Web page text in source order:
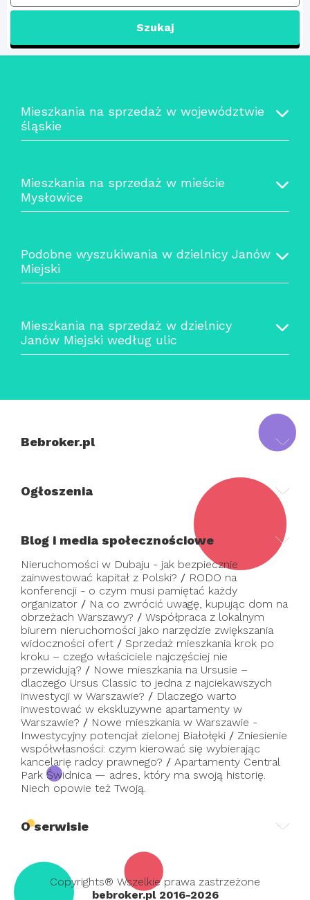
Szukaj
Mieszkania na sprzedaż w województwie
śląskie
Mieszkania na sprzedaż w mieście
Mysłowice
Podobne wyszukiwania w dzielnicy Janów
Miejski
Mieszkania na sprzedaż w dzielnicy
Janów Miejski według ulic
Bebroker.pl
Ogłoszenia
Blog i media społecznościowe
Nieruchomości w Dubaju - jak bezpiecznie
zainwestować kapitał z Polski? / RODO na
konferencji - o czym musi pamiętać każdy
organizator / Na co zwrócić uwagę, kupując dom na
obrzeżach Warszawy? / Współpraca z lokalnym
biurem nieruchomości jako narzędzie zwiększania
widoczności ofert / Sprzedaż mieszkania krok po
kroku – czego właściciele najczęściej nie
przewidują? / Nowe mieszkania na Ursusie –
dlaczego Ursus Classic to jedna z najciekawszych
inwestycji w Warszawie? / Dlaczego warto
inwestować w ekskluzywne apartamenty w
Warszawie? / Nowe mieszkania w Warszawie -
Inwestycyjny potencjał zielonej Białołęki / Zniesienie
współwłasności: czym kierować się wybierając
kancelarię radcy prawnego? / Apartamenty Central
Park Świdnica — adres, który ma swoją historię.
Niech opowie też Twoją.
O serwisie
Copyrights® Wszelkie prawa zastrzeżone
bebroker.pl 2016-2026